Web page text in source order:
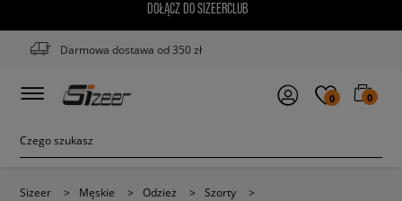
DOŁĄCZ DO SIZEERCLUB
Darmowa dostawa od 350 zł
0 0
Sizeer > Męskie > Odzież > Szorty
>